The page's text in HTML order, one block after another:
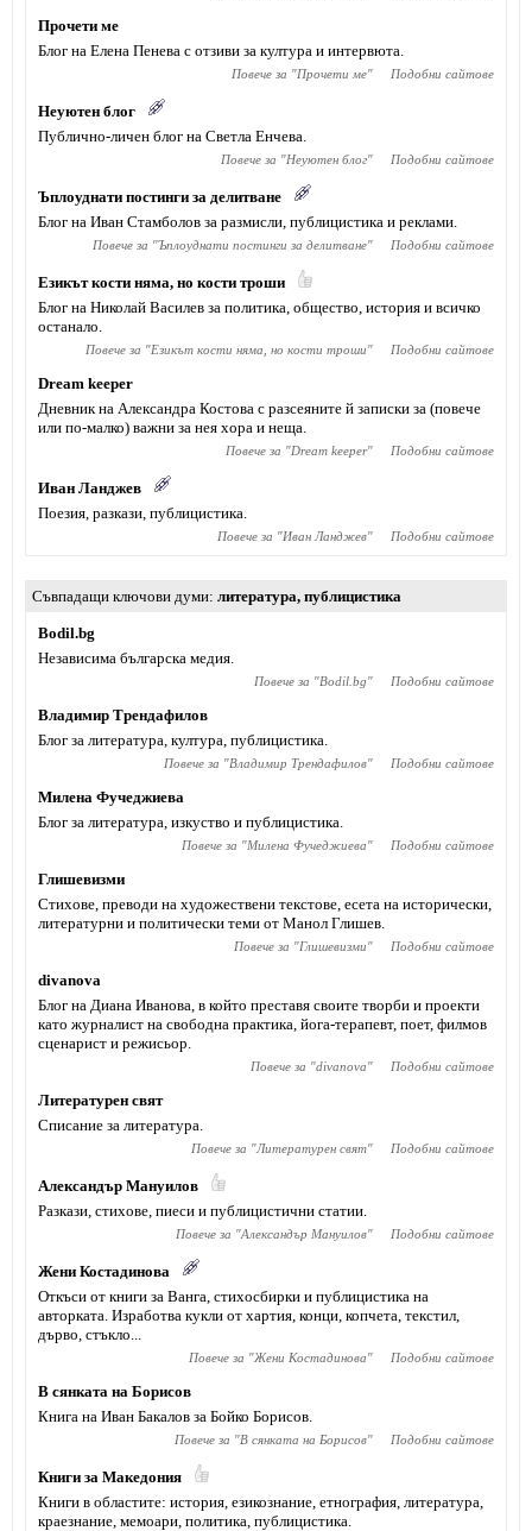
Прочети ме
Блог на Елена Пенева с отзиви за култура и интервюта.
Повече за "Прочети ме" Подобни сайтове
Неуютен блог
Публично-личен блог на Светла Енчева.
Повече за "Неуютен блог" Подобни сайтове
Ъплоуднати постинги за делитване
Блог на Иван Стамболов за размисли, публицистика и реклами.
Повече за "Ъплоуднати постинги за делитване" Подобни сайтове
Езикът кости няма, но кости троши
Блог на Николай Василев за политика, общество, история и всичко
останало.
Повече за "Езикът кости няма, но кости троши" Подобни сайтове
Dream keeper
Дневник на Александра Костова с разсеяните й записки за (повече
или по-малко) важни за нея хора и неща.
Повече за "Dream keeper" Подобни сайтове
Иван Ланджев
Поезия, разкази, публицистика.
Повече за "Иван Ланджев" Подобни сайтове
Съвпадащи ключови думи литература, публицистика
Bodil.bg
Независима българска медия.
Повече за "Bodil.bg" Подобни сайтове
Владимир Трендафилов
Блог за литература, култура, публицистика.
Повече за "Владимир Трендафилов" Подобни сайтове
Милена Фучеджиева
Блог за литература, изкуство и публицистика.
Повече за "Милена Фучеджиева" Подобни сайтове
Глишевизми
Стихове, преводи на художествени текстове, есета на исторически,
литературни и политически теми от Манол Глишев.
Повече за "Глишевизми" Подобни сайтове
divanova
Блог на Диана Иванова, в който преставя своите творби и проекти
като журналист на свободна практика, йога-терапевт, поет, филмов
сценарист и режисьор.
Повече за "divanova" Подобни сайтове
Литературен свят
Списание за литература.
Повече за "Литературен свят" Подобни сайтове
Александър Мануилов
Разкази, стихове, пиеси и публицистични статии.
Повече за "Александър Мануилов" Подобни сайтове
Жени Костадинова
Откъси от книги за Ванга, стихосбирки и публицистика на
авторката. Изработва кукли от хартия, конци, копчета, текстил,
дърво, стъкло...
Повече за "Жени Костадинова" Подобни сайтове
В сянката на Борисов
Книга на Иван Бакалов за Бойко Борисов.
Повече за "В сянката на Борисов" Подобни сайтове
Книги за Македония
Книги в областите: история, езикознание, етнография, литература,
краезнание, мемоари, политика, публицистика.